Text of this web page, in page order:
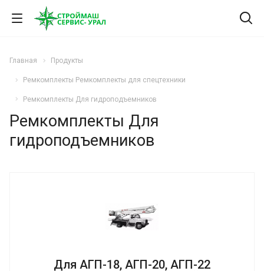
Главная Продукты
Ремкомплекты Ремкомплекты для спецтехники
Ремкомплекты Для гидроподъемников
Ремкомплекты Для
гидроподъемников
Для АГП-18, АГП-20, АГП-22